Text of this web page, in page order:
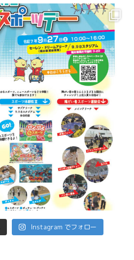
Instagram でフォロー